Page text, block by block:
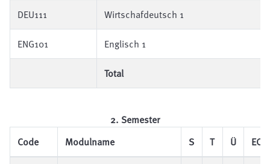
DEU111 Wirtschafdeutsch 1
ENG101 Englisch 1
Total
2. Semester
Code
Modulname S T Ü